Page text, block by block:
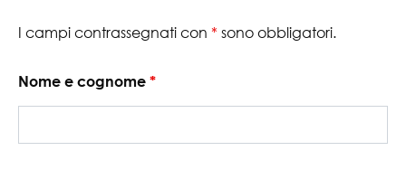
I campi contrassegnati con * sono obbligatori.
Nome e cognome *